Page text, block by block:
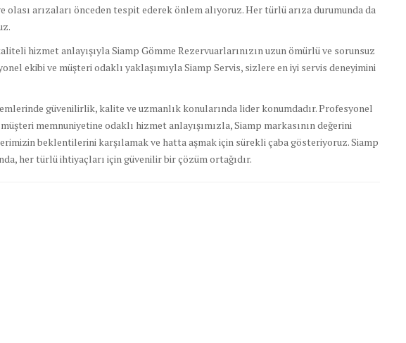
arızaları önceden tespit ederek önlem alıyoruz. Her türlü arıza durumunda da
hizmet anlayışıyla Siamp Gömme Rezervuarlarınızın uzun ömürlü ve sorunsuz
ekibi ve müşteri odaklı yaklaşımıyla Siamp Servis, sizlere en iyi servis deneyimini
güvenilirlik, kalite ve uzmanlık konularında lider konumdadır. Profesyonel
memnuniyetine odaklı hizmet anlayışımızla, Siamp markasının değerini
beklentilerini karşılamak ve hatta aşmak için sürekli çaba gösteriyoruz. Siamp
her türlü ihtiyaçları için güvenilir bir çözüm ortağıdır.